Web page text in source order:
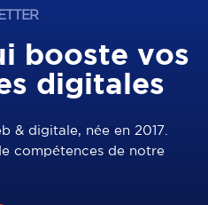
booste vos
digitales
& digitale, née en 2017.
compétences de notre